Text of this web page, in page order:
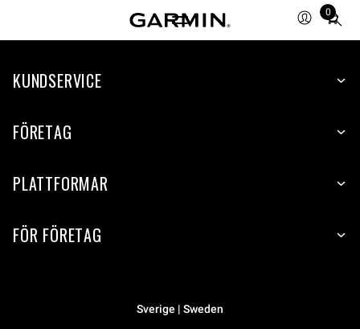
0
Total
items
cart:
KUNDSERVICE
FÖRETAG
PLATTFORMAR
FÖR FÖRETAG
Sverige | Sweden